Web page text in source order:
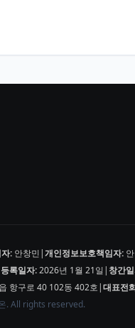
: 안창민|개인정보보호책임자:
등록일자:2026년 1월 21일|창간
항구로 40 102동 402호|대표전
. All rights reserved.